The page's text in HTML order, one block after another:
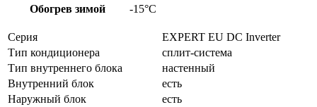
Обогрев зимой -15°С
Серия
EXPERT EU DC Inverter
Тип кондиционера
сплит-система
Тип внутреннего блока
настенный
Внутренний блок
есть
Наружный блок
есть